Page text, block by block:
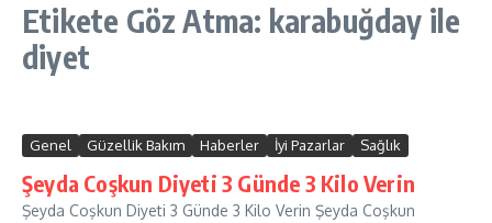
Etikete Göz Atma: karabuğday ile
diyet
Genel Güzellik Bakım Haberler İyi Pazarlar Sağlık
Şeyda Coşkun Diyeti 3 Günde 3 Kilo Verin
Şeyda Coşkun Diyeti 3 Günde 3 Kilo Verin Şeyda Coşkun